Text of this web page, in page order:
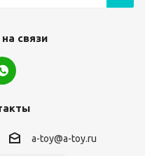
связи
a-toy@a-toy.ru